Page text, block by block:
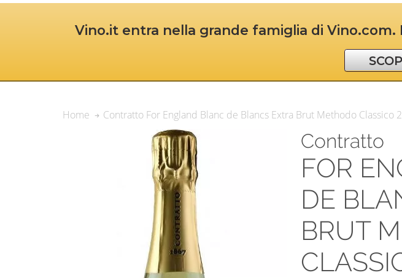
Vino.it entra nella grande famiglia di
Home Contratto For England Blanc de Blancs Extra Brut Methodo Classico
Contratto
FOR
DE
BRUT